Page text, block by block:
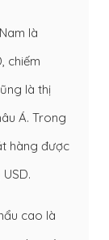
là
chiếm
là thị
Á. Trong
hàng được
cao là